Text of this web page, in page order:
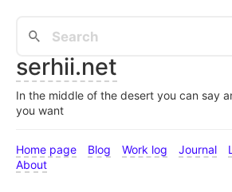
serhii.net
In the middle of the desert you can say
you want
Home page Blog Work log Journal
About